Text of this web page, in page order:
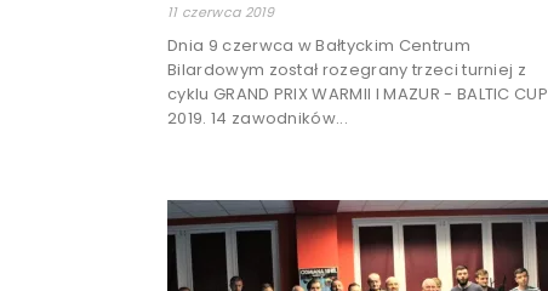
11 czerwca 2019
Dnia 9 czerwca w Bałtyckim Centrum
Bilardowym został rozegrany trzeci turniej z
cyklu GRAND PRIX WARMII I MAZUR - BALTIC CUP
2019. 14 zawodników...